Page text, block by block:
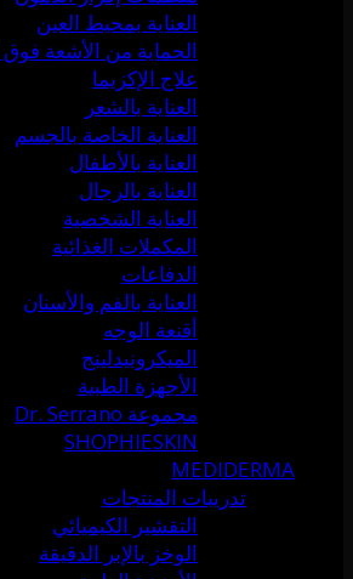
العناية بمحيط العين
الحماية من الأشعة فوق
علاج الإكزيما
العناية بالشعر
العناية الخاصة بالجسم
العناية بالأطفال
العناية بالرجال
العناية الشخصية
المكملات الغذائية
الدفاعات
العناية بالفم والأسنان
أقنعة الوجه
الميكرونيدلينج
الأجهزة الطبية
مجموعة Dr. Serrano
SHOPHIESKIN
MEDIDERMA
تدريبات المنتجات
التقشير الكيميائي
الوخز بالإبر الدقيقة